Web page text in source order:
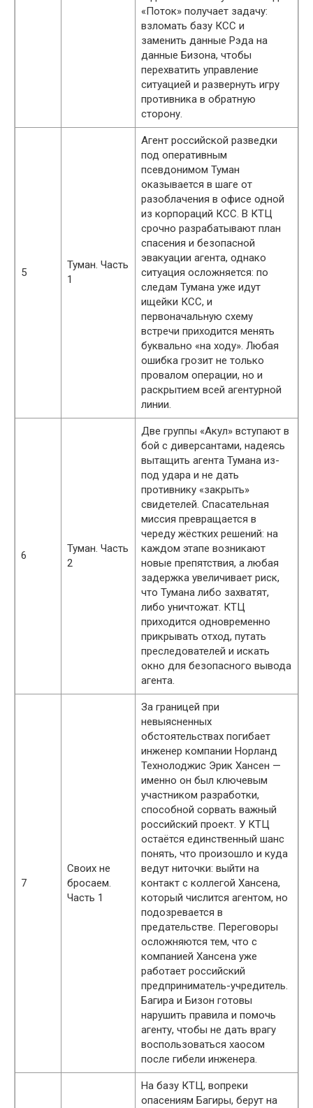
«Поток» получает задачу:
взломать базу КСС и
заменить данные Рэда на
данные Бизона, чтобы
перехватить управление
ситуацией и развернуть игру
противника в обратную
сторону.
5
Туман. Часть
1
Агент российской разведки
под оперативным
псевдонимом Туман
оказывается в шаге от
разоблачения в офисе одной
из корпораций КСС. В КТЦ
срочно разрабатывают план
спасения и безопасной
эвакуации агента, однако
ситуация осложняется: по
следам Тумана уже идут
ищейки КСС, и
первоначальную схему
встречи приходится менять
буквально «на ходу». Любая
ошибка грозит не только
провалом операции, но и
раскрытием всей агентурной
линии.
6
Туман. Часть
2
Две группы «Акул» вступают в
бой с диверсантами, надеясь
вытащить агента Тумана из-
под удара и не дать
противнику «закрыть»
свидетелей. Спасательная
миссия превращается в
череду жёстких решений: на
каждом этапе возникают
новые препятствия, а любая
задержка увеличивает риск,
что Тумана либо захватят,
либо уничтожат. КТЦ
приходится одновременно
прикрывать отход, путать
преследователей и искать
окно для безопасного вывода
агента.
7
Своих не
бросаем.
Часть 1
За границей при
невыясненных
обстоятельствах погибает
инженер компании Норланд
Технолоджис Эрик Хансен —
именно он был ключевым
участником разработки,
способной сорвать важный
российский проект. У КТЦ
остаётся единственный шанс
понять, что произошло и куда
ведут ниточки: выйти на
контакт с коллегой Хансена,
который числится агентом, но
подозревается в
предательстве. Переговоры
осложняются тем, что с
компанией Хансена уже
работает российский
предприниматель-учредитель.
Багира и Бизон готовы
нарушить правила и помочь
агенту, чтобы не дать врагу
воспользоваться хаосом
после гибели инженера.
На базу КТЦ, вопреки
опасениям Багиры, берут на